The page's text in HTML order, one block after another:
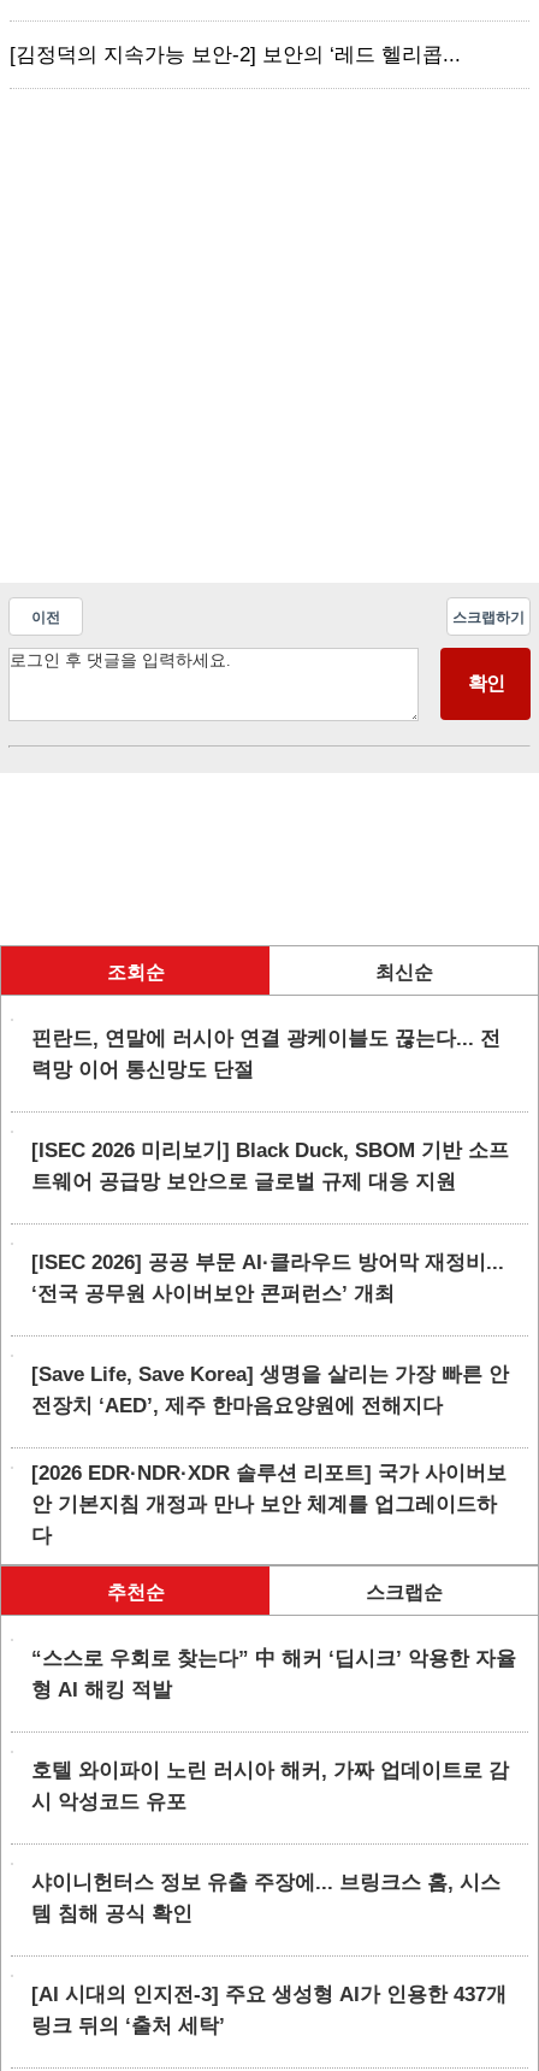
[김정덕의 지속가능 보안-2] 보안의 ‘레드 헬리콥...
이전 스크랩하기
조회순 최신순
핀란드, 연말에 러시아 연결 광케이블도 끊는다... 전
력망 이어 통신망도 단절
[ISEC 2026 미리보기] Black Duck, SBOM 기반 소프
트웨어 공급망 보안으로 글로벌 규제 대응 지원
[ISEC 2026] 공공 부문 AI·클라우드 방어막 재정비...
‘전국 공무원 사이버보안 콘퍼런스’ 개최
[Save Life, Save Korea] 생명을 살리는 가장 빠른 안
전장치 ‘AED’, 제주 한마음요양원에 전해지다
[2026 EDR·NDR·XDR 솔루션 리포트] 국가 사이버보
안 기본지침 개정과 만나 보안 체계를 업그레이드하
다
추천순 스크랩순
“스스로 우회로 찾는다” 中 해커 ‘딥시크’ 악용한 자율
형 AI 해킹 적발
호텔 와이파이 노린 러시아 해커, 가짜 업데이트로 감
시 악성코드 유포
샤이니헌터스 정보 유출 주장에... 브링크스 홈, 시스
템 침해 공식 확인
[AI 시대의 인지전-3] 주요 생성형 AI가 인용한 437개
링크 뒤의 ‘출처 세탁’